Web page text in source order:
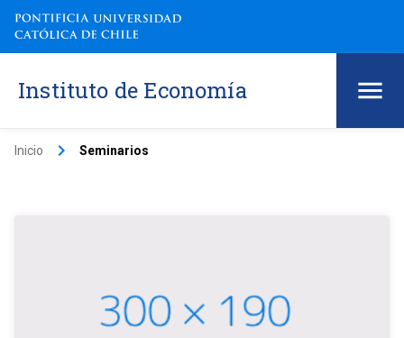
Instituto de Economía
Inicio keyboard_arrow_right Seminarios